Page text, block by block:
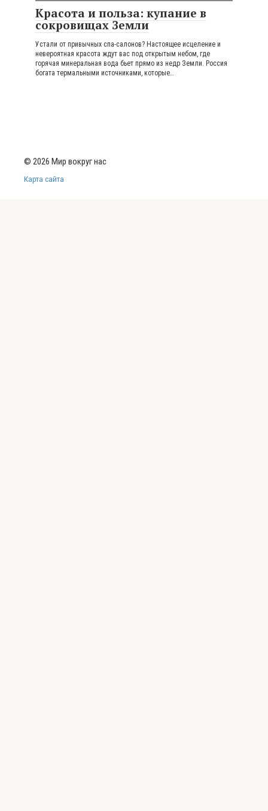
Красота и польза: купание в
сокровищах Земли
Устали от привычных спа-салонов? Настоящее исцеление и
невероятная красота ждут вас под открытым небом, где
горячая минеральная вода бьет прямо из недр Земли. Россия
богата термальными источниками, которые…
© 2026 Мир вокруг нас
Карта сайта